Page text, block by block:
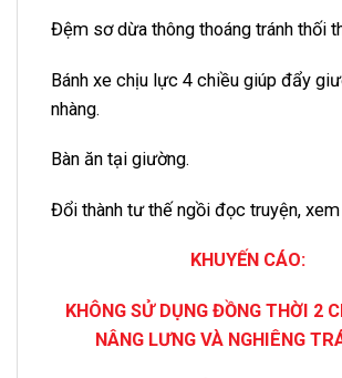
Đệm sơ dừa thông thoáng tránh thối
Bánh xe chịu lực 4 chiều giúp đẩy
nhàng.
Bàn ăn tại giường.
Đổi thành tư thế ngồi đọc truyện,
KHUYẾN CÁO:
KHÔNG SỬ DỤNG ĐỒNG THỜI 2
NÂNG LƯNG VÀ NGHIÊNG